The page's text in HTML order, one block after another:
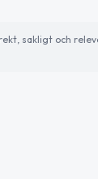
sakligt och